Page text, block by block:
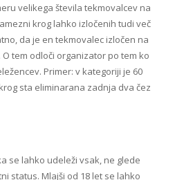
velikega števila tekmovalcev na
krog lahko izločenih tudi več
da je en tekmovalec izločen na
tem odloči organizator po tem ko
Primer: v kategoriji je 60
sta eliminarana zadnja dva čez
se lahko udeleži vsak, ne glede
status. Mlajši od 18 let se lahko